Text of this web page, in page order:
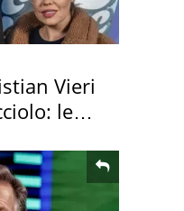
Vieri
le